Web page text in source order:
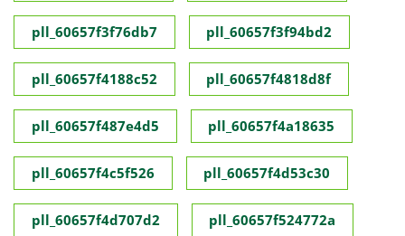
pll_60657f3f76db7 pll_60657f3f94bd2
pll_60657f4188c52 pll_60657f4818d8f
pll_60657f487e4d5 pll_60657f4a18635
pll_60657f4c5f526 pll_60657f4d53c30
pll_60657f4d707d2 pll_60657f524772a